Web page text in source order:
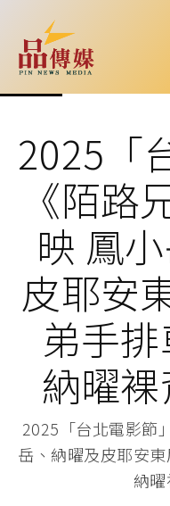
2025「
《陌路
映 鳳
皮耶安
弟手
納曜
2025「台北電影節
岳、納曜及皮耶安
納